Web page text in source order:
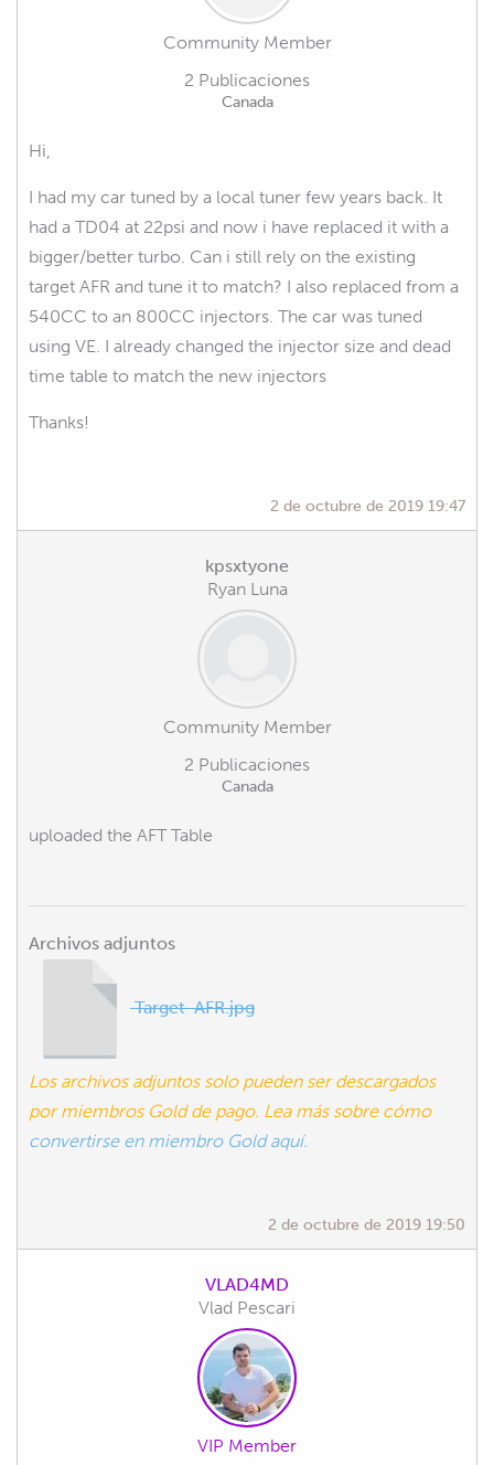
Community Member
2 Publicaciones
Canada
Hi,
I had my car tuned by a local tuner few years back. It
had a TD04 at 22psi and now i have replaced it with a
bigger/better turbo. Can i still rely on the existing
target AFR and tune it to match? I also replaced from a
540CC to an 800CC injectors. The car was tuned
using VE. I already changed the injector size and dead
time table to match the new injectors
Thanks!
2 de octubre de 2019 19:47
kpsxtyone
Ryan Luna
Community Member
2 Publicaciones
Canada
uploaded the AFT Table
Archivos adjuntos
Target-AFR.jpg
Los archivos adjuntos solo pueden ser descargados
por miembros Gold de pago. Lea más sobre cómo
convertirse en miembro Gold aquí.
2 de octubre de 2019 19:50
VLAD4MD
Vlad Pescari
VIP Member